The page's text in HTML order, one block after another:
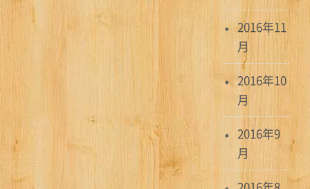
2016年11
月
2016年10
月
2016年9
月